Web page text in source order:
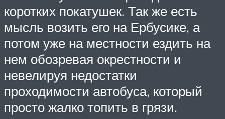
коротких покатушек. Так же есть
мысль возить его на Ербусике, а
потом уже на местности ездить на
нем обозревая окрестности и
невелируя недостатки
проходимости автобуса, который
просто жалко топить в грязи.